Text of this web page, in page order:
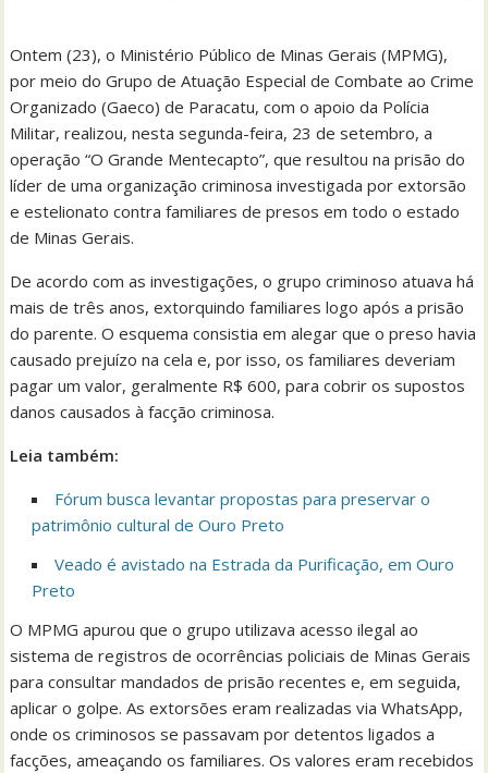
Ontem (23), o Ministério Público de Minas Gerais (MPMG),
por meio do Grupo de Atuação Especial de Combate ao Crime
Organizado (Gaeco) de Paracatu, com o apoio da Polícia
Militar, realizou, nesta segunda-feira, 23 de setembro, a
operação “O Grande Mentecapto”, que resultou na prisão do
líder de uma organização criminosa investigada por extorsão
e estelionato contra familiares de presos em todo o estado
de Minas Gerais.
De acordo com as investigações, o grupo criminoso atuava há
mais de três anos, extorquindo familiares logo após a prisão
do parente. O esquema consistia em alegar que o preso havia
causado prejuízo na cela e, por isso, os familiares deveriam
pagar um valor, geralmente R$ 600, para cobrir os supostos
danos causados à facção criminosa.
Leia também:
Fórum busca levantar propostas para preservar o
patrimônio cultural de Ouro Preto
Veado é avistado na Estrada da Purificação, em Ouro
Preto
O MPMG apurou que o grupo utilizava acesso ilegal ao
sistema de registros de ocorrências policiais de Minas Gerais
para consultar mandados de prisão recentes e, em seguida,
aplicar o golpe. As extorsões eram realizadas via WhatsApp,
onde os criminosos se passavam por detentos ligados a
facções, ameaçando os familiares. Os valores eram recebidos